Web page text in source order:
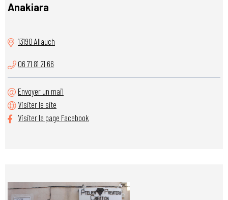
Anakiara
13190 Allauch
06 71 81 21 66
Envoyer un mail
Visiter le site
Visiter la page Facebook